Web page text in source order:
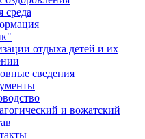
среда
отдыха детей и их
сведения
и вожатский